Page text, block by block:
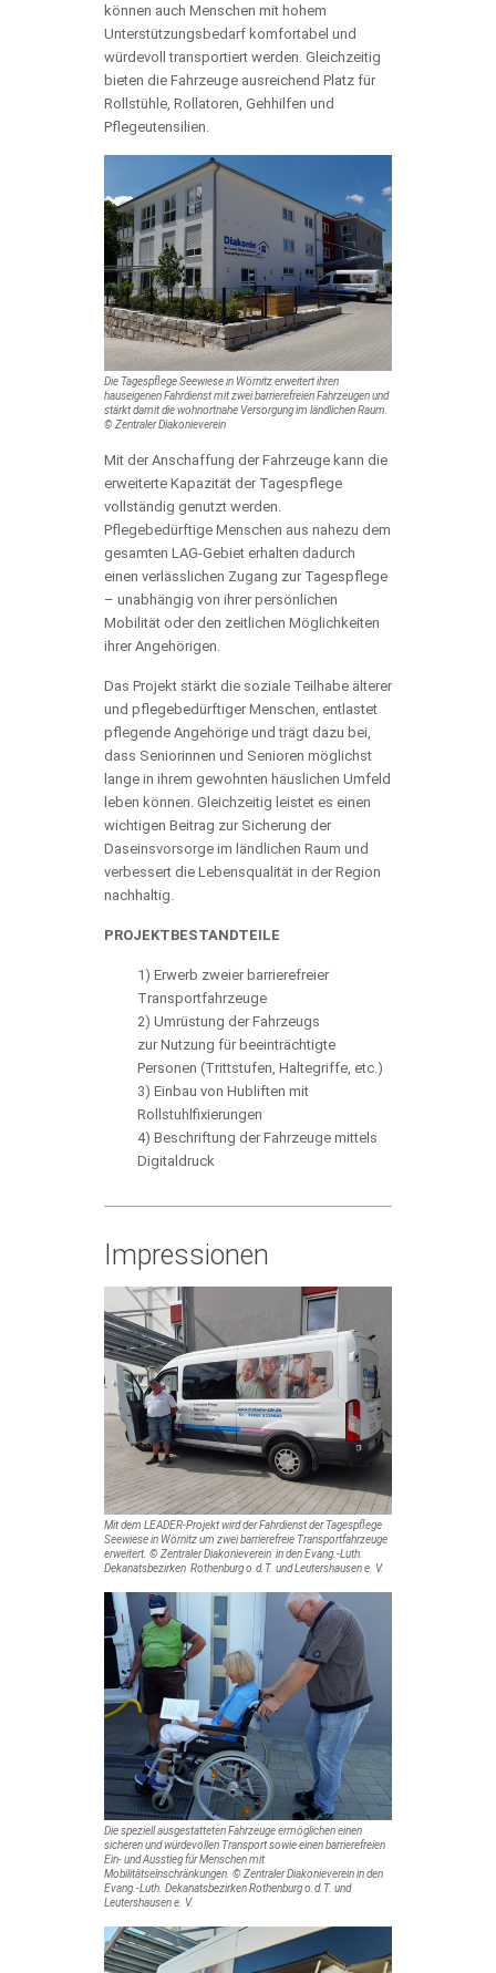
können auch Menschen mit hohem
Unterstützungsbedarf komfortabel und
würdevoll transportiert werden. Gleichzeitig
bieten die Fahrzeuge ausreichend Platz für
Rollstühle, Rollatoren, Gehhilfen und
Pflegeutensilien.
Die Tagespflege Seewiese in Wörnitz erweitert ihren
hauseigenen Fahrdienst mit zwei barrierefreien Fahrzeugen und
stärkt damit die wohnortnahe Versorgung im ländlichen Raum.
© Zentraler Diakonieverein
Mit der Anschaffung der Fahrzeuge kann die
erweiterte Kapazität der Tagespflege
vollständig genutzt werden.
Pflegebedürftige Menschen aus nahezu dem
gesamten LAG-Gebiet erhalten dadurch
einen verlässlichen Zugang zur Tagespflege
– unabhängig von ihrer persönlichen
Mobilität oder den zeitlichen Möglichkeiten
ihrer Angehörigen.
Das Projekt stärkt die soziale Teilhabe älterer
und pflegebedürftiger Menschen, entlastet
pflegende Angehörige und trägt dazu bei,
dass Seniorinnen und Senioren möglichst
lange in ihrem gewohnten häuslichen Umfeld
leben können. Gleichzeitig leistet es einen
wichtigen Beitrag zur Sicherung der
Daseinsvorsorge im ländlichen Raum und
verbessert die Lebensqualität in der Region
nachhaltig.
PROJEKTBESTANDTEILE
1) Erwerb zweier barrierefreier
Transportfahrzeuge
2) Umrüstung der Fahrzeugs
zur Nutzung für beeinträchtigte
Personen (Trittstufen, Haltegriffe, etc.)
3) Einbau von Hubliften mit
Rollstuhlfixierungen
4) Beschriftung der Fahrzeuge mittels
Digitaldruck
Impressionen
Mit dem LEADER-Projekt wird der Fahrdienst der Tagespflege
Seewiese in Wörnitz um zwei barrierefreie Transportfahrzeuge
erweitert. © Zentraler Diakonieverein in den Evang.-Luth.
Dekanatsbezirken Rothenburg o.d.T. und Leutershausen e. V.
Die speziell ausgestatteten Fahrzeuge ermöglichen einen
sicheren und würdevollen Transport sowie einen barrierefreien
Ein- und Ausstieg für Menschen mit
Mobilitätseinschränkungen. © Zentraler Diakonieverein in den
Evang.-Luth. Dekanatsbezirken Rothenburg o.d.T. und
Leutershausen e. V.